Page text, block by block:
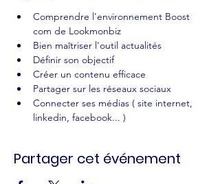
Comprendre l'environnement Boost
com de Lookmonbiz
Bien maîtriser l'outil actualités
Définir son objectif
Créer un contenu efficace
Partager sur les réseaux sociaux
Connecter ses médias ( site internet,
linkedin, facebook... )
Partager cet événement